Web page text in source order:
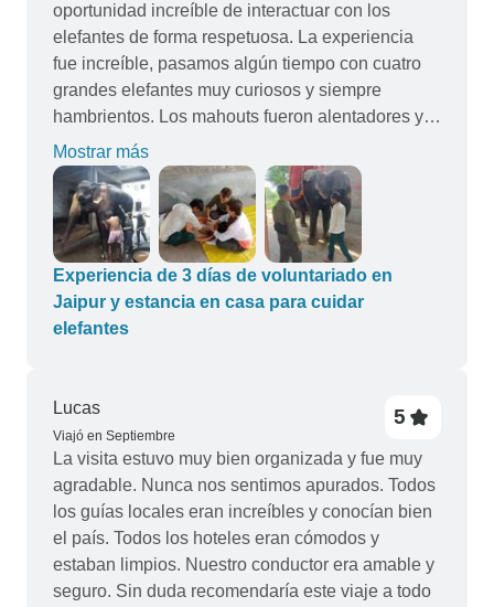
oportunidad increíble de interactuar con los
elefantes de forma respetuosa. La experiencia
fue increíble, pasamos algún tiempo con cuatro
grandes elefantes muy curiosos y siempre
hambrientos. Los mahouts fueron alentadores y
el personal voluntario muy acogedor y amable:
¡nuestro coordinador Pradeep fue el mejor! Él y el
conductor Totaram estaban dispuestos a
ayudarnos en todo. También conocimos y
pasamos un rato estupendo con otro voluntario y
con la familia de la casa de huéspedes, ¡y todos
fueron muy serviciales y dulces! Nos gustaría
volver en el futuro.
Mostrar más
Experiencia de 3 días de voluntariado en
Jaipur y estancia en casa para cuidar
elefantes
Lucas
Viajó en Septiembre
5
La visita estuvo muy bien organizada y fue muy
agradable. Nunca nos sentimos apurados. Todos
los guías locales eran increíbles y conocían bien
el país. Todos los hoteles eran cómodos y
estaban limpios. Nuestro conductor era amable y
seguro. Sin duda recomendaría este viaje a todo